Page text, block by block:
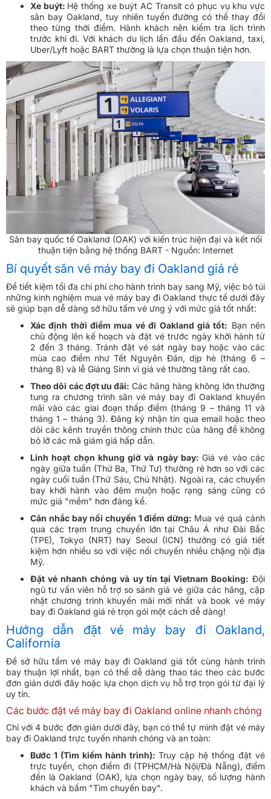
Xe buýt: Hệ thống xe buýt AC Transit có phục vụ khu vực
sân bay Oakland, tuy nhiên tuyến đường có thể thay đổi
theo từng thời điểm. Hành khách nên kiểm tra lịch trình
trước khi đi. Với khách du lịch lần đầu đến Oakland, taxi,
Uber/Lyft hoặc BART thường là lựa chọn thuận tiện hơn.
Sân bay quốc tế Oakland (OAK) với kiến trúc hiện đại và kết nối
thuận tiện bằng hệ thống BART - Nguồn: Internet
Bí quyết săn vé máy bay đi Oakland giá rẻ
Để tiết kiệm tối đa chi phí cho hành trình bay sang Mỹ, việc bỏ túi
những kinh nghiệm mua vé máy bay đi Oakland thực tế dưới đây
sẽ giúp bạn dễ dàng sở hữu tấm vé ưng ý với mức giá tốt nhất:
Xác định thời điểm mua vé đi Oakland giá tốt: Bạn nên
chủ động lên kế hoạch và đặt vé trước ngày khởi hành từ
2 đến 3 tháng. Tránh đặt vé sát ngày bay hoặc vào các
mùa cao điểm như Tết Nguyên Đán, dịp hè (tháng 6 –
tháng 8) và lễ Giáng Sinh vì giá vé thường tăng rất cao.
Theo dõi các đợt ưu đãi: Các hãng hàng không lớn thường
tung ra chương trình săn vé máy bay đi Oakland khuyến
mãi vào các giai đoạn thấp điểm (tháng 9 – tháng 11 và
tháng 1 – tháng 3). Đăng ký nhận tin qua email hoặc theo
dõi các kênh truyền thông chính thức của hãng để không
bỏ lỡ các mã giảm giá hấp dẫn.
Linh hoạt chọn khung giờ và ngày bay:Giá vé vào các
ngày giữa tuần (Thứ Ba, Thứ Tư) thường rẻ hơn so với các
ngày cuối tuần (Thứ Sáu, Chủ Nhật). Ngoài ra, các chuyến
bay khởi hành vào đêm muộn hoặc rạng sáng cũng có
mức giá "mềm" hơn đáng kể.
Cân nhắc bay nối chuyến 1 điểm dừng: Mua vé quá cảnh
qua các trạm trung chuyển lớn tại Châu Á như Đài Bắc
(TPE), Tokyo (NRT) hay Seoul (ICN) thường có giá tiết
kiệm hơn nhiều so với việc nối chuyến nhiều chặng nội địa
Mỹ.
Đặt vé nhanh chóng và uy tín tại Vietnam Booking: Đội
ngũ tư vấn viên hỗ trợ so sánh giá vé giữa các hãng, cập
nhật chương trình khuyến mãi mới nhất và book vé máy
bay đi Oakland giá rẻ trọn gói một cách dễ dàng!
Hướng dẫn đặt vé máy bay đi Oakland,
California
Để sở hữu tấm vé máy bay đi Oakland giá tốt cùng hành trình
bay thuận lợi nhất, bạn có thể dễ dàng thao tác theo các bước
đơn giản dưới đây hoặc lựa chọn dịch vụ hỗ trợ trọn gói từ đại lý
uy tín.
Các bước đặt vé máy bay đi Oakland online nhanh chóng
Chỉ với 4 bước đơn giản dưới đây, bạn có thể tự mình đặt vé máy
bay đi Oakland trực tuyến nhanh chóng và an toàn:
Bước 1 (Tìm kiếm hành trình): Truy cập hệ thống đặt vé
trực tuyến, chọn điểm đi (TPHCM/Hà Nội/Đà Nẵng), điểm
đến là Oakland (OAK), lựa chọn ngày bay, số lượng hành
khách và bấm "Tìm chuyến bay".